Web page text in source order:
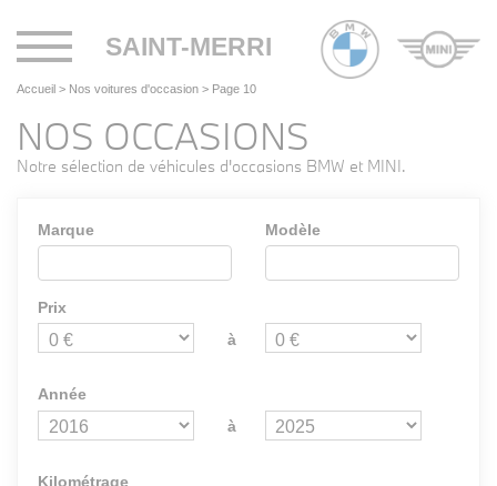
SAINT-MERRI
Toggle
navigation
Accueil > Nos voitures d'occasion > Page 10
NOS OCCASIONS
Notre sélection de véhicules d'occasions BMW et MINI.
Marque Modèle
Prix
à
Année
à
Kilométrage